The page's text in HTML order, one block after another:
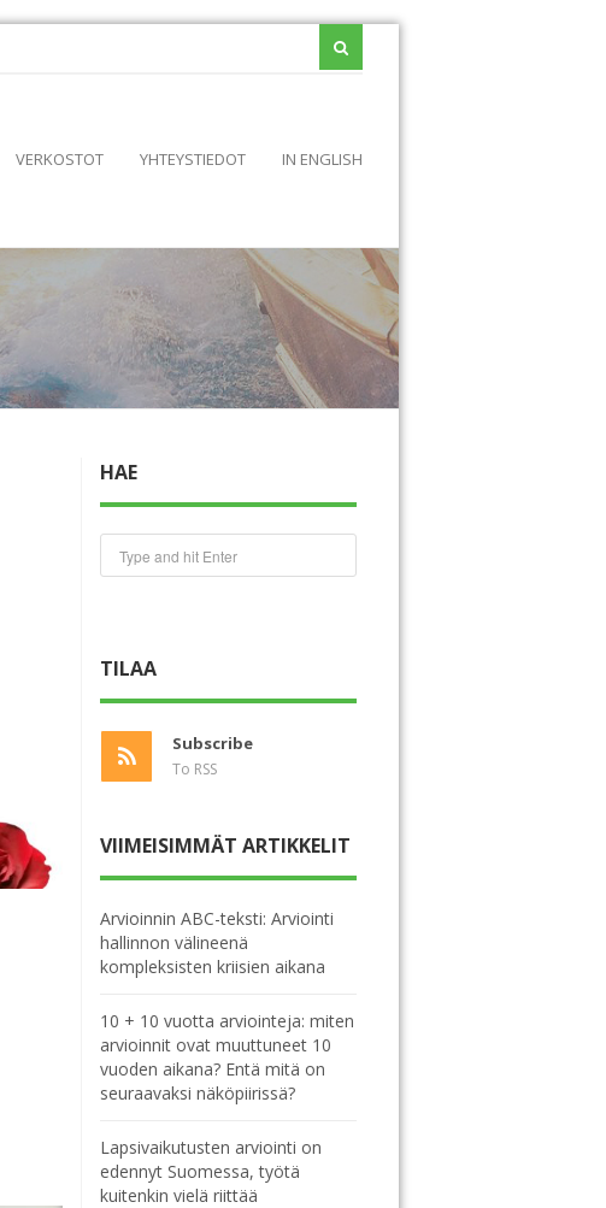
VERKOSTOT YHTEYSTIEDOT IN ENGLISH
HAE
TILAA
Subscribe
To RSS
VIIMEISIMMÄT ARTIKKELIT
Arvioinnin ABC-teksti: Arviointi
hallinnon välineenä
kompleksisten kriisien aikana
10 + 10 vuotta arviointeja: miten
arvioinnit ovat muuttuneet 10
vuoden aikana? Entä mitä on
seuraavaksi näköpiirissä?
Lapsivaikutusten arviointi on
edennyt Suomessa, työtä
kuitenkin vielä riittää